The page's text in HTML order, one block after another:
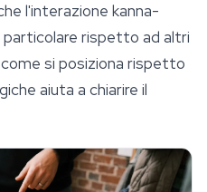
l'interazione kanna-
rispetto ad altri
si posiziona rispetto
aiuta a chiarire il